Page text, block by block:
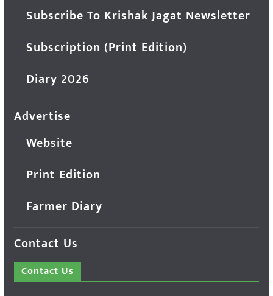
Subscribe To Krishak Jagat Newsletter
Subscription (Print Edition)
Diary 2026
Advertise
Website
Print Edition
Farmer Diary
Contact Us
Contact Us